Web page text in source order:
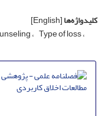
کلیدواژه‌ها[English]
Type of loss